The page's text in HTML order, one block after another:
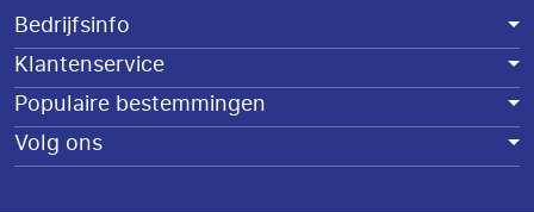
Bedrijfsinfo
Klantenservice
Populaire bestemmingen
Volg ons